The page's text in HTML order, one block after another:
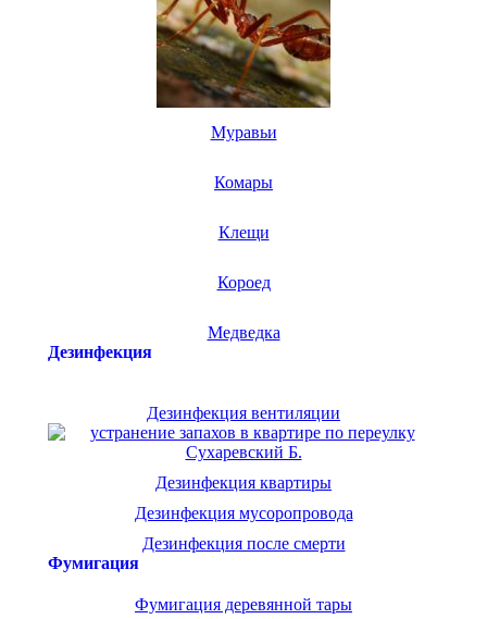
Муравьи
Комары
Клещи
Короед
Медведка
Дезинфекция
Дезинфекция вентиляции
Дезинфекция квартиры
Дезинфекция мусоропровода
Дезинфекция после смерти
Фумигация
Фумигация деревянной тары